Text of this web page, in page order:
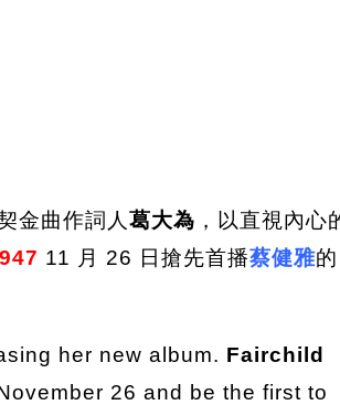
金曲作詞人 葛大為 ，以直視內心
11 月 26 日搶先首播蔡健雅的
her new album. Fairchild
26 and be the first to